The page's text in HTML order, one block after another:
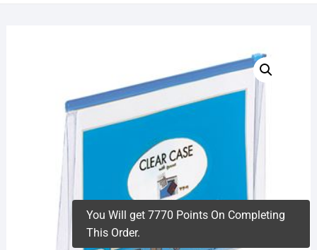
You Will get 7770 Points On Completing
This Order.